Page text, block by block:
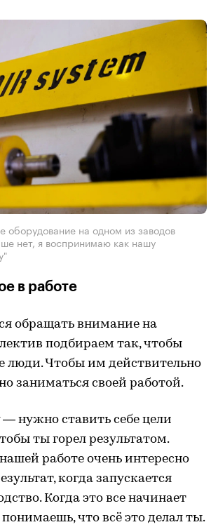
оборудование на одном из заводов
нет, я воспринимаю как нашу
в работе
обращать внимание на
подбираем так, чтобы
люди. Чтобы им действительно
заниматься своей работой.
— нужно ставить себе цели
ты горел результатом.
работе очень интересно
когда запускается
Когда это все начинает
что всё это делал ты.